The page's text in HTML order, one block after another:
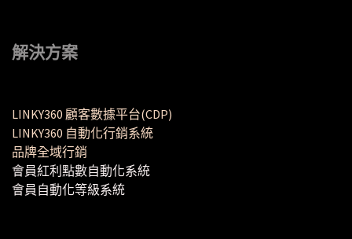
解決方案
LINKY360 顧客數據平台(CDP)
LINKY360 自動化行銷系統
品牌全域行銷
會員紅利點數自動化系統
會員自動化等級系統